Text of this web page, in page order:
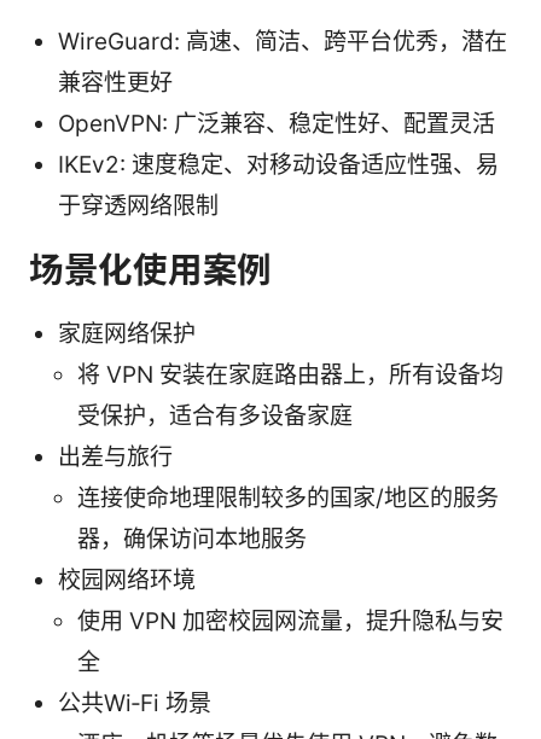
WireGuard: 高速、简洁、跨平台优秀，潜在
兼容性更好
OpenVPN: 广泛兼容、稳定性好、配置灵活
IKEv2: 速度稳定、对移动设备适应性强、易
于穿透网络限制
场景化使用案例
家庭网络保护
将 VPN 安装在家庭路由器上，所有设备均
受保护，适合有多设备家庭
出差与旅行
连接使命地理限制较多的国家/地区的服务
器，确保访问本地服务
校园网络环境
使用 VPN 加密校园网流量，提升隐私与安
全
公共Wi‑Fi 场景